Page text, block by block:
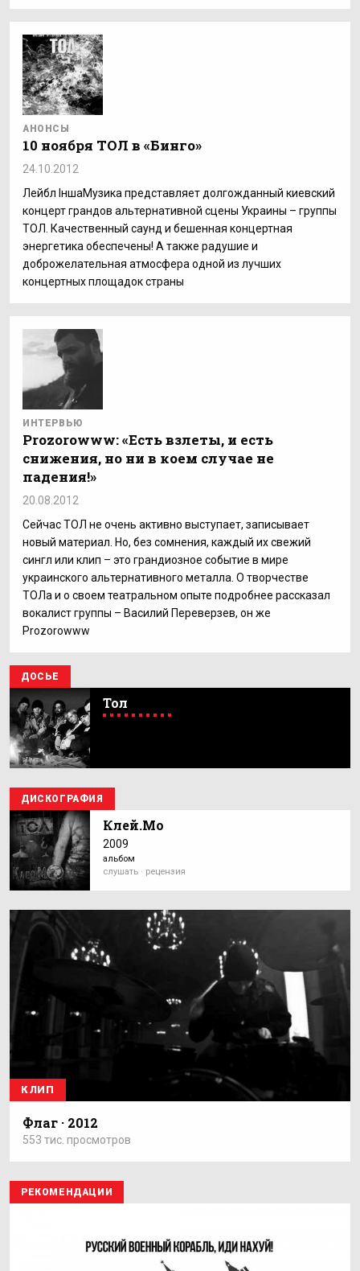
АНОНСЫ
10 ноября ТОЛ в «Бинго»
24.10.2012
Лейбл ІншаМузика представляет долгожданный киевский
концерт грандов альтернативной сцены Украины – группы
ТОЛ. Качественный саунд и бешенная концертная
энергетика обеспечены! А также радушие и
доброжелательная атмосфера одной из лучших
концертных площадок страны
ИНТЕРВЬЮ
Prozorowww: «Есть взлеты, и есть
снижения, но ни в коем случае не
падения!»
20.08.2012
Сейчас ТОЛ не очень активно выступает, записывает
новый материал. Но, без сомнения, каждый их свежий
сингл или клип – это грандиозное событие в мире
украинского альтернативного металла. О творчестве
ТОЛа и о своем театральном опыте подробнее рассказал
вокалист группы – Василий Переверзев, он же
Prozorowww
ДОСЬЕ
Тол
ДИСКОГРАФИЯ
Клей.Мо
2009
альбом
слушать · рецензия
КЛИП
Флаг · 2012
553 тис. просмотров
РЕКОМЕНДАЦИИ